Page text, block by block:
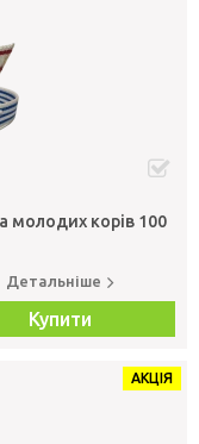
молодих корів 100
Детальніше
Купити
АКЦІЯ